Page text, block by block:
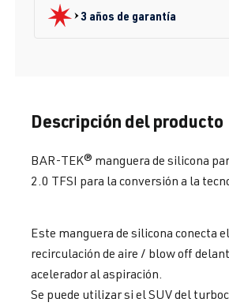
3 años de garantía
Descripción del producto
BAR-TEK® manguera de silicona
2.0 TFSI para la conversión a la
Este manguera de silicona conecta
recirculación de aire / blow off
acelerador al aspiración.
Se puede utilizar si el SUV del